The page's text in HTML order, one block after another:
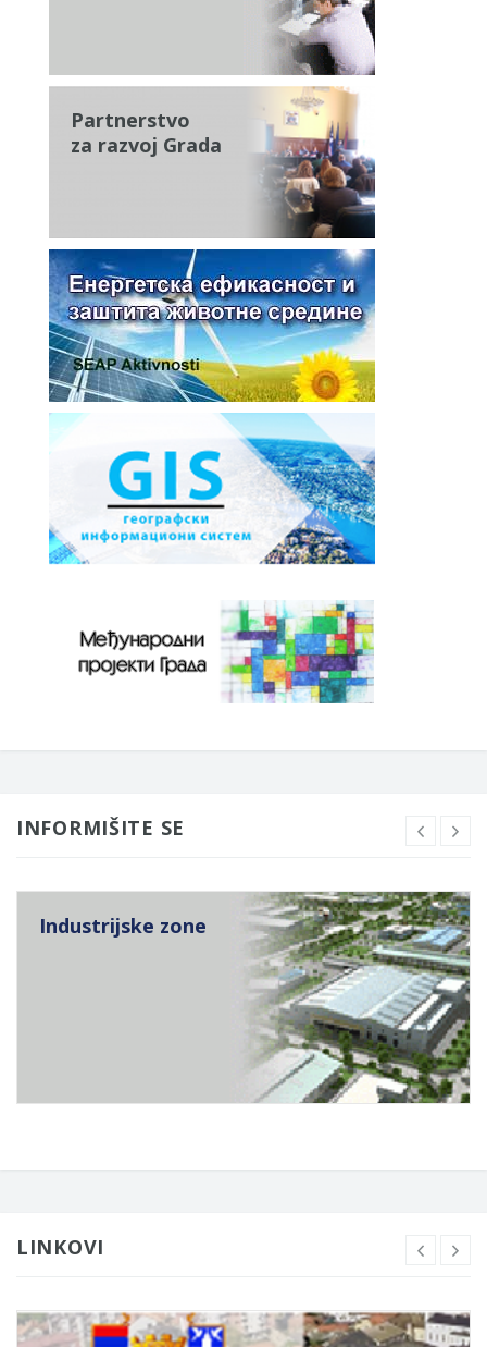
Partnerstvo
za razvoj Grada
INFORMIŠITE SE
Industrijske zone
LINKOVI